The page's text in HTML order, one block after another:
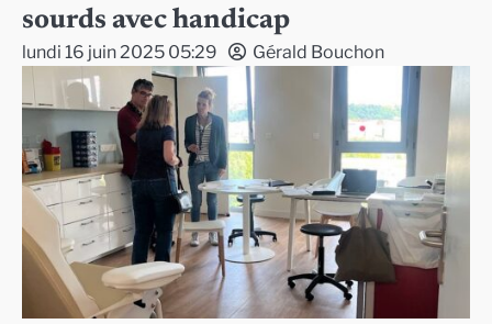
sourds avec handicap
lundi 16 juin 2025 05:29 Gérald Bouchon